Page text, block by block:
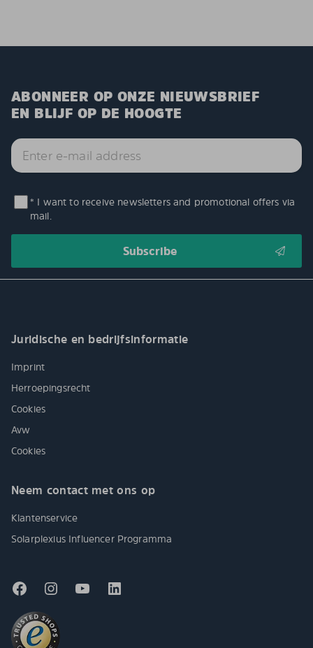
ABONNEER OP ONZE NIEUWSBRIEF
EN BLIJF OP DE HOOGTE
* I want to receive newsletters and promotional offers via
mail.
Juridische en bedrijfsinformatie
Imprint
Herroepingsrecht
Cookies
Avw
Cookies
Neem contact met ons op
Klantenservice
Solarplexius Influencer Programma